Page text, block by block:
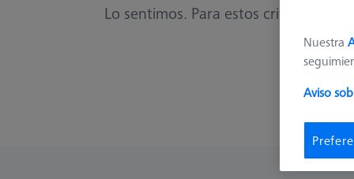
Lo sentimos. Para estos criterios no
Nuestra
Aviso